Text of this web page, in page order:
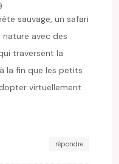
sauvage, un safari
avec des
traversent la
la fin que les petits
virtuellement
répondre